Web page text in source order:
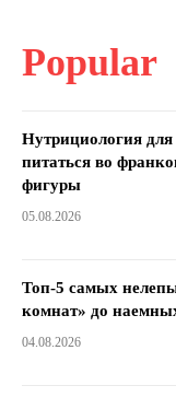
Popular
Нутрициология
питаться во
фигуры
05.08.2026
Топ-5 самых
комнат» до
04.08.2026